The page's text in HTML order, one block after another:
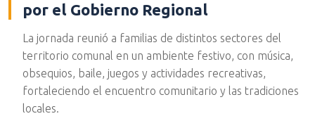
por el Gobierno Regional
La jornada reunió a familias de distintos sectores del
territorio comunal en un ambiente festivo, con música,
obsequios, baile, juegos y actividades recreativas,
fortaleciendo el encuentro comunitario y las tradiciones
locales.